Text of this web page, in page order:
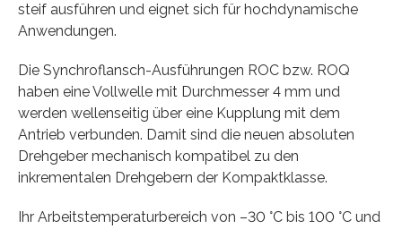
steif ausführen und eignet sich für hochdynamische
Anwendungen.
Die Synchroflansch-Ausführungen ROC bzw. ROQ
haben eine Vollwelle mit Durchmesser 4 mm und
werden wellenseitig über eine Kupplung mit dem
Antrieb verbunden. Damit sind die neuen absoluten
Drehgeber mechanisch kompatibel zu den
inkrementalen Drehgebern der Kompaktklasse.
Ihr Arbeitstemperaturbereich von –30 °C bis 100 °C und